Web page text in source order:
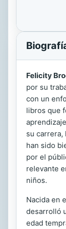
Felicity
por su
con un
libros que
su
han sido
por el
relevante
niños.
Nacida en
desarrolló
edad